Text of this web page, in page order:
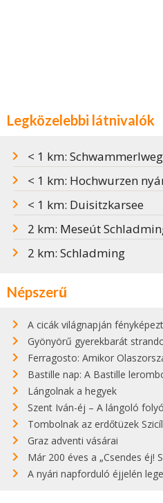
Legközelebbi látnivalók
< 1 km:
< 1 km: Hochwurzen
< 1 km: Duisitzkarsee
2 km: Meseút
2 km: Schladming
Népszerű
A cicák világnapján fényképeztük ezt
Gyönyörű gyerekbarát strandok
Ferragosto: Amikor
Bastille nap: A Bastille
Lángolnak a hegyek
Szent Iván-éj – A lángoló folyó
Tombolnak az erdőtüzek
Graz adventi vásárai
Már 200 éves a „Csendes éj!
A nyári napforduló éjjelén legendás